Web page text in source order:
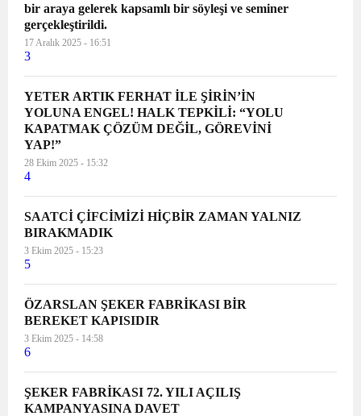
bir araya gelerek kapsamlı bir söyleşi ve seminer
gerçekleştirildi.
17 Aralık 2025 - 16:51
3
YETER ARTIK FERHAT İLE ŞİRİN’İN
YOLUNA ENGEL! HALK TEPKİLİ: “YOLU
KAPATMAK ÇÖZÜM DEĞİL, GÖREVİNİ
YAP!”
28 Ekim 2025 - 15:32
4
SAATCİ ÇİFCİMİZİ HİÇBİR ZAMAN YALNIZ
BIRAKMADIK
3 Ekim 2025 - 15:23
5
ÖZARSLAN ŞEKER FABRİKASI BİR
BEREKET KAPISIDIR
3 Ekim 2025 - 14:58
6
ŞEKER FABRİKASI 72. YILI AÇILIŞ
KAMPANYASINA DAVET